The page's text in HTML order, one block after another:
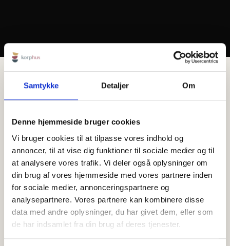
Samtykke Detaljer Om
Denne hjemmeside bruger cookies
Vi bruger cookies til at tilpasse vores indhold og
annoncer, til at vise dig funktioner til sociale medier og til
at analysere vores trafik. Vi deler også oplysninger om
din brug af vores hjemmeside med vores partnere inden
for sociale medier, annonceringspartnere og
analysepartnere. Vores partnere kan kombinere disse
data med andre oplysninger, du har givet dem, eller som
de har indsamlet fra din brug af deres tjenester.
Træn med dine kolleger
Kontakt os for nærmere info !
Vi står klar med en god løsning for alle Jer der har
brug for gode løsninger for krop og bevægelse